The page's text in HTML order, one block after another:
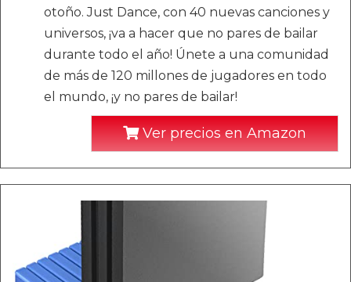
otoño. Just Dance, con 40 nuevas canciones y
universos, ¡va a hacer que no pares de bailar
durante todo el año! Únete a una comunidad
de más de 120 millones de jugadores en todo
el mundo, ¡y no pares de bailar!
Ver precios en Amazon